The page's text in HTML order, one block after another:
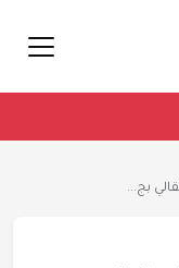
بج...